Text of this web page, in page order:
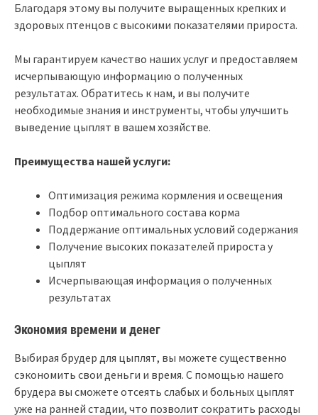
Благодаря этому вы получите выращенных крепких и
здоровых птенцов с высокими показателями прироста.
Мы гарантируем качество наших услуг и предоставляем
исчерпывающую информацию о полученных
результатах. Обратитесь к нам, и вы получите
необходимые знания и инструменты, чтобы улучшить
выведение цыплят в вашем хозяйстве.
Преимущества нашей услуги:
Оптимизация режима кормления и освещения
Подбор оптимального состава корма
Поддержание оптимальных условий содержания
Получение высоких показателей прироста у
цыплят
Исчерпывающая информация о полученных
результатах
Экономия времени и денег
Выбирая брудер для цыплят, вы можете существенно
сэкономить свои деньги и время. С помощью нашего
брудера вы сможете отсеять слабых и больных цыплят
уже на ранней стадии, что позволит сократить расходы